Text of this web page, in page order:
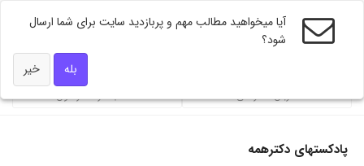
محاسبه گر فشار خون
شاخص توده بندی BMI
پادکستهای دکترهمه
آیا میخواهید مطالب مهم و پربازدید سایت برای شما ارسال
شود؟
بله
خیر